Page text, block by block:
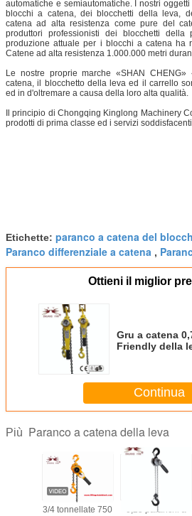
automatiche e semiautomatiche. I nostri
blocchi a catena, dei blocchetti della leva,
catena ad alta resistenza come pure del
produttori professionisti dei blocchetti
produzione attuale per i blocchi a catena ha
Catene ad alta resistenza 1.000.000 metri
Le nostre proprie marche «SHAN
catena, il blocchetto della leva ed il carrello
ed in d'oltremare a causa della loro alta qualità.
Il principio di Chongqing Kinglong Machinery
prodotti di prima classe ed i servizi
Etichette: paranco a catena del
Paranco differenziale a catena ,
Ottieni il miglior
Gru a catena
Friendly della
Continua
Più Paranco a catena della leva
3/4 tonnellate 750
0,25 paranchi a